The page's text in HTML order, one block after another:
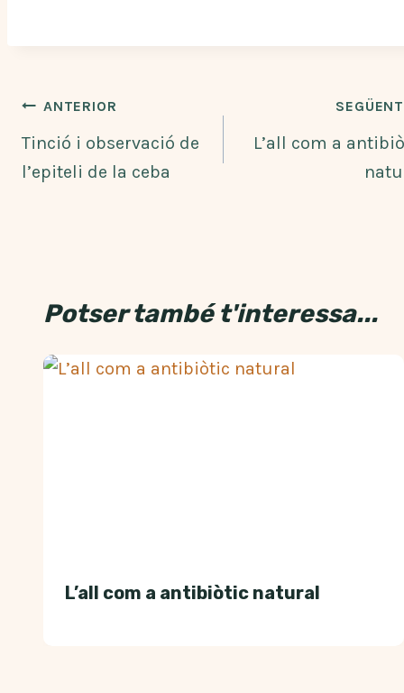
Navegació
d'entrades
ANTERIOR
Tinció i observació de
l’epiteli de la ceba
SEGÜENT
L’all com a
Potser també t'interessa...
L’all com a antibiòtic natural